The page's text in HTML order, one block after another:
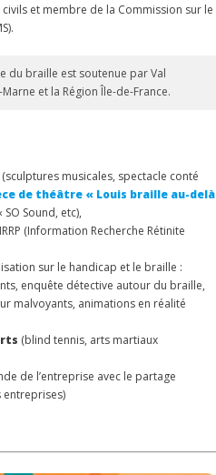
et membre de la Commission sur le
du braille est soutenue par Val
et la Région Île-de-France.
musicales, spectacle conté
de théâtre « Louis braille au-delà
Sound, etc),
(Information Recherche Rétinite
sur le handicap et le braille :
enquête détective autour du braille,
malvoyants, animations en réalité
(blind tennis, arts martiaux
de l’entreprise avec le partage
entreprises)